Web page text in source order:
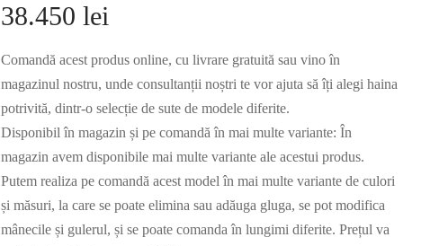
38.450 lei
Comandă acest produs online, cu livrare gratuită sau vino în
magazinul nostru, unde consultanții noștri te vor ajuta să îți alegi haina
potrivită, dintr-o selecție de sute de modele diferite.
Disponibil în magazin și pe comandă în mai multe variante: În
magazin avem disponibile mai multe variante ale acestui produs.
Putem realiza pe comandă acest model în mai multe variante de culori
și măsuri, la care se poate elimina sau adăuga gluga, se pot modifica
mânecile și gulerul, și se poate comanda în lungimi diferite. Prețul va